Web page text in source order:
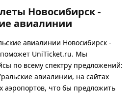
Новосибирск -
авиалинии
авиалинии Новосибирск -
UniTicket.ru. Мы
по всему спектру предложений:
авиалинии, на сайтах
аэропортов, что бы предложить